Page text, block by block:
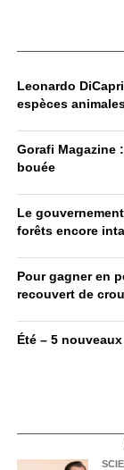
Leonardo
espèces
Gorafi Magazine
bouée
Le
forêts encore
Pour gagner en
recouvert de
Été – 5